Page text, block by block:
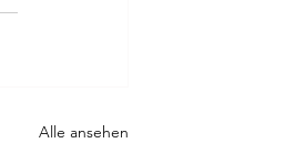
Alle ansehen